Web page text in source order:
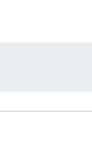
людей которые